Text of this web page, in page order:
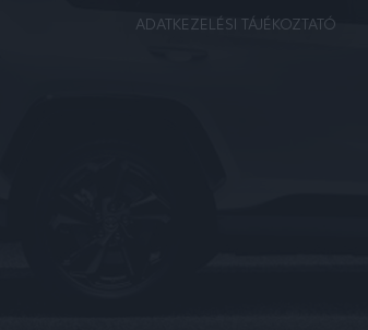
ADATKEZELÉSI TÁJÉKOZTATÓ